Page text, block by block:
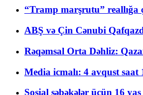
“Tramp marşrutu” reallığa
ABŞ və Çin Cənubi
Rəqəmsal Orta Dəhliz:
Media icmalı: 4 avqust
Sosial şəbəkələr üçün 16